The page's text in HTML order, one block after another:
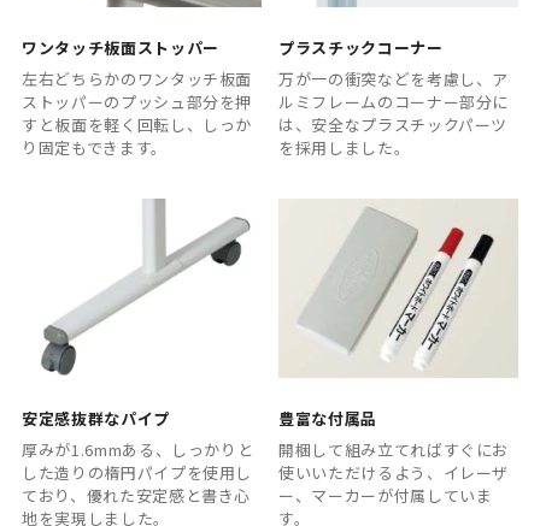
ワンタッチ板面ストッパー
左右どちらかのワンタッチ板面
ストッパーのプッシュ部分を押
すと板面を軽く回転し、しっか
り固定もできます。
プラスチックコーナー
万が一の衝突などを考慮し、ア
ルミフレームのコーナー部分に
は、安全なプラスチックパーツ
を採用しました。
安定感抜群なパイプ
厚みが1.6mmある、しっかりと
した造りの楕円パイプを使用し
ており、優れた安定感と書き心
地を実現しました。
豊富な付属品
開梱して組み立てればすぐにお
使いいただけるよう、イレーザ
ー、マーカーが付属していま
す。